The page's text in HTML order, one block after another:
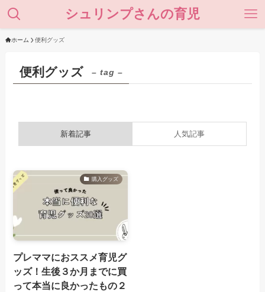
シュリンプさんの育児
ホーム 便利グッズ
便利グッズ – tag –
新着記事 人気記事
購入グッズ
プレママにおススメ育児グ
ッズ！生後３か月までに買
って本当に良かったもの２